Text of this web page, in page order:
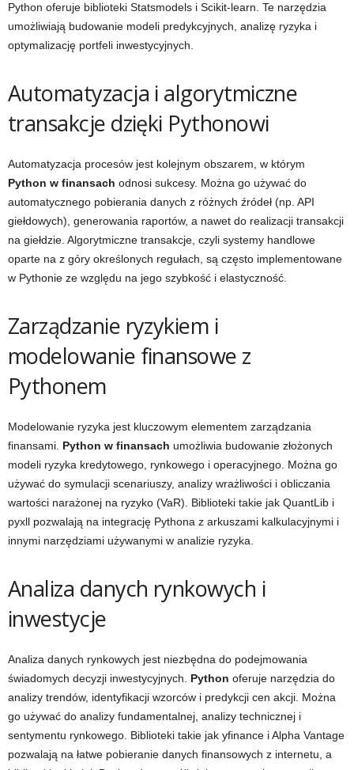
Python oferuje biblioteki Statsmodels i Scikit-learn. Te narzędzia
umożliwiają budowanie modeli predykcyjnych, analizę ryzyka i
optymalizację portfeli inwestycyjnych.
Automatyzacja i algorytmiczne
transakcje dzięki Pythonowi
Automatyzacja procesów jest kolejnym obszarem, w którym
Python w finansach odnosi sukcesy. Można go używać do
automatycznego pobierania danych z różnych źródeł (np. API
giełdowych), generowania raportów, a nawet do realizacji transakcji
na giełdzie. Algorytmiczne transakcje, czyli systemy handlowe
oparte na z góry określonych regułach, są często implementowane
w Pythonie ze względu na jego szybkość i elastyczność.
Zarządzanie ryzykiem i
modelowanie finansowe z
Pythonem
Modelowanie ryzyka jest kluczowym elementem zarządzania
finansami. Python w finansach umożliwia budowanie złożonych
modeli ryzyka kredytowego, rynkowego i operacyjnego. Można go
używać do symulacji scenariuszy, analizy wrażliwości i obliczania
wartości narażonej na ryzyko (VaR). Biblioteki takie jak QuantLib i
pyxll pozwalają na integrację Pythona z arkuszami kalkulacyjnymi i
innymi narzędziami używanymi w analizie ryzyka.
Analiza danych rynkowych i
inwestycje
Analiza danych rynkowych jest niezbędna do podejmowania
świadomych decyzji inwestycyjnych. Python oferuje narzędzia do
analizy trendów, identyfikacji wzorców i predykcji cen akcji. Można
go używać do analizy fundamentalnej, analizy technicznej i
sentymentu rynkowego. Biblioteki takie jak yfinance i Alpha Vantage
pozwalają na łatwe pobieranie danych finansowych z internetu, a